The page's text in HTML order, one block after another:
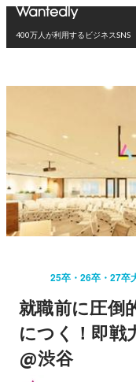
400万人が利用するビジネスSNS
25卒・26卒・27卒
就職前に圧倒
につく！即戦
@渋谷